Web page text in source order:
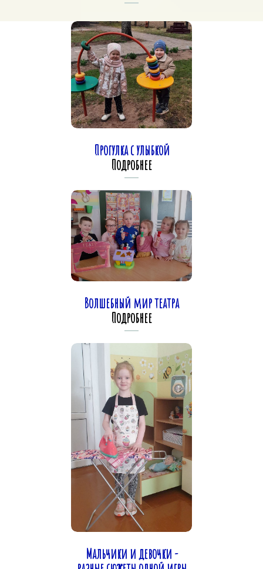
Прогулка с улыбкой
Подробнее
Волшебный мир театра
Подробнее
Мальчики и девочки -